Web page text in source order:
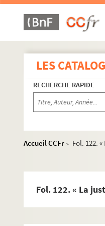
LES
RECHERCHE RAPIDE
Accueil CCFr >
Fol. 122.
Fol. 122. « La